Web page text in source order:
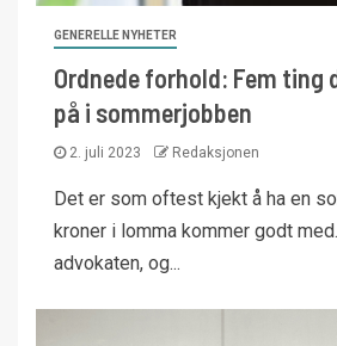
GENERELLE NYHETER
Ordnede forhold: Fem ting
på i sommerjobben
2. juli 2023 Redaksjonen
Det er som oftest kjekt å ha en
kroner i lomma kommer godt
advokaten, og...